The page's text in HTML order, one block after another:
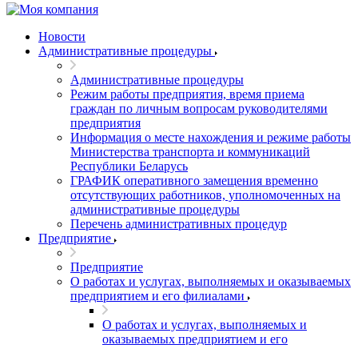
Новости
Административные процедуры
Административные процедуры
Режим работы предприятия, время приема
граждан по личным вопросам руководителями
предприятия
Информация о месте нахождения и режиме работы
Министерства транспорта и коммуникаций
Республики Беларусь
ГРАФИК оперативного замещения временно
отсутствующих работников, уполномоченных на
административные процедуры
Перечень административных процедур
Предприятие
Предприятие
О работах и услугах, выполняемых и оказываемых
предприятием и его филиалами
О работах и услугах, выполняемых и
оказываемых предприятием и его